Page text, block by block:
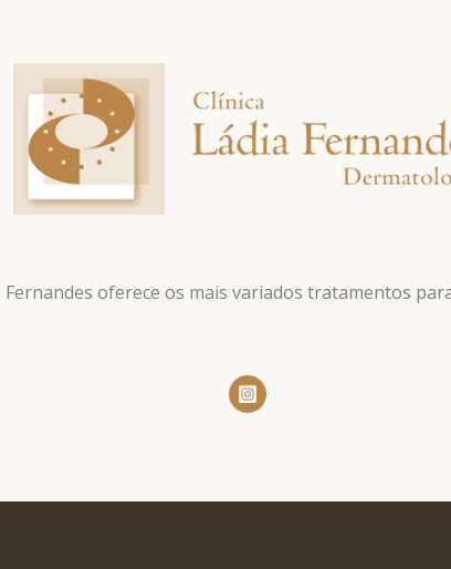
Fernandes oferece os mais variados tratamentos